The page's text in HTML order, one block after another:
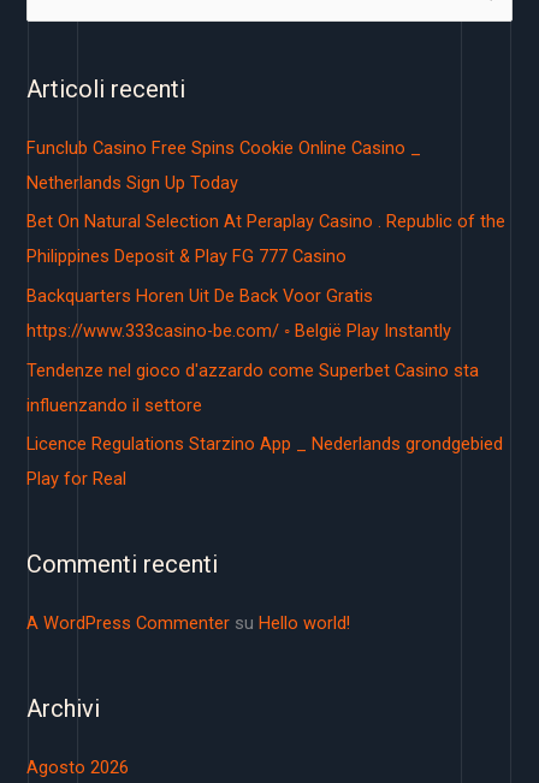
c
a
:
Articoli recenti
Funclub Casino Free Spins Cookie Online Casino _
Netherlands Sign Up Today
Bet On Natural Selection At Peraplay Casino . Republic of the
Philippines Deposit & Play FG 777 Casino
Backquarters Horen Uit De Back Voor Gratis
https://www.333casino-be.com/ ◦ België Play Instantly
Tendenze nel gioco d'azzardo come Superbet Casino sta
influenzando il settore
Licence Regulations Starzino App _ Nederlands grondgebied
Play for Real
Commenti recenti
A WordPress Commenter suHello world!
Archivi
Agosto 2026